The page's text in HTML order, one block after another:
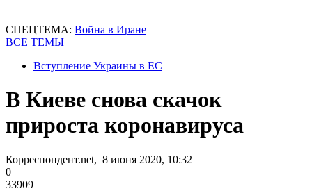
СПЕЦТЕМА: Война в Иране
ВСЕ ТЕМЫ
Вступление Украины в ЕС
В Киеве снова скачок
прироста коронавируса
Корреспондент.net, 8 июня 2020, 10:32
0
33909